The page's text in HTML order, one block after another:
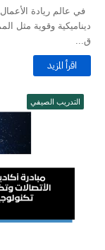
في عالم ريادة
ديناميكية وقوية مثل
ق...
اقرأ المزيد
التدريب الصيفي